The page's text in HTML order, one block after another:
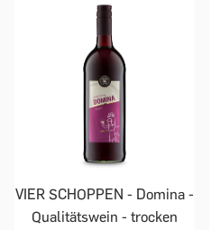
VIER SCHOPPEN - Domina -
Qualitätswein - trocken